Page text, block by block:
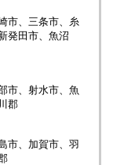
市、三条市、糸
発田市、魚沼
市、射水市、魚
郡
市、加賀市、羽